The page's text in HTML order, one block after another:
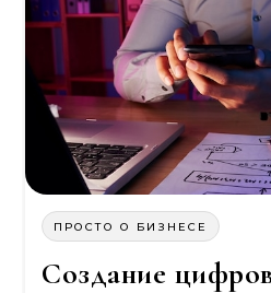
ПРОСТО О БИЗНЕСЕ
Создание